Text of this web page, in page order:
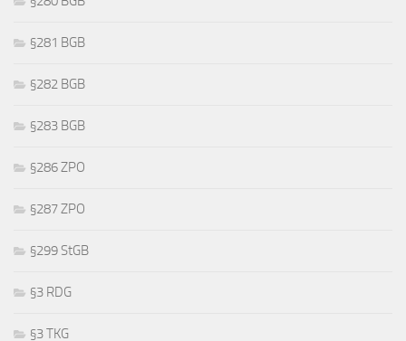
§281 BGB
§282 BGB
§283 BGB
§286 ZPO
§287 ZPO
§299 StGB
§3 RDG
§3 TKG